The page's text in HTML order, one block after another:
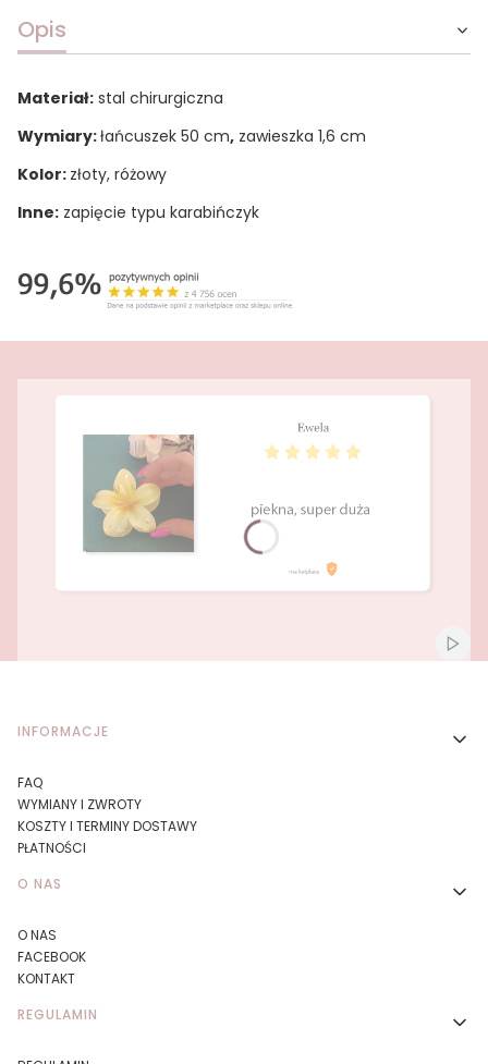
Opis
Materiał: stal chirurgiczna
Wymiary:łańcuszek 50 cm, zawieszka 1,6 cm
Kolor: złoty, różowy
Inne: zapięcie typu karabińczyk
Linki w stopce
INFORMACJE
FAQ
WYMIANY I ZWROTY
KOSZTY I TERMINY DOSTAWY
PŁATNOŚCI
O NAS
O NAS
FACEBOOK
KONTAKT
REGULAMIN